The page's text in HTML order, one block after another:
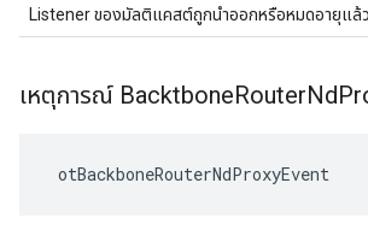
Listener ของมัลติแคสต์ถูกนําออกหรือหมดอายุแล้ว
เหตุการณ์ BacktboneRouterNd
otBackboneRouterNdProxyEvent